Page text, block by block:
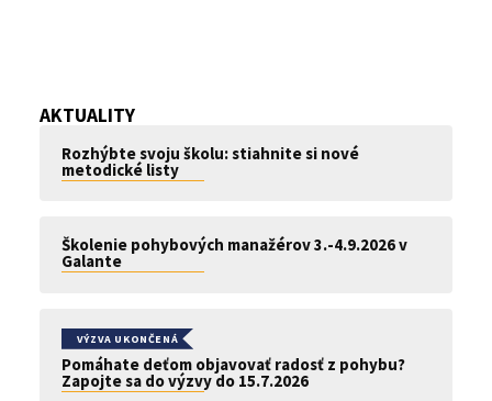
AKTUALITY
Rozhýbte svoju školu: stiahnite si nové
metodické listy
Školenie pohybových manažérov 3.-4.9.2026 v
Galante
VÝZVA UKONČENÁ
Pomáhate deťom objavovať radosť z pohybu?
Zapojte sa do výzvy do 15.7.2026